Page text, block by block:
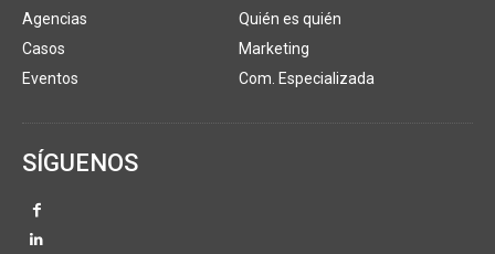
Agencias
Casos
Eventos
Quién es quién
Marketing
Com. Especializada
SÍGUENOS